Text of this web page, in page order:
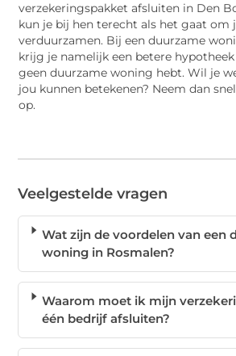
verzekeringspakket afsluiten in Den
kun je bij hen terecht als het gaat om
verduurzamen. Bij een duurzame
krijg je namelijk een betere
geen duurzame woning hebt. Wil je
jou kunnen betekenen? Neem dan
op.
Veelgestelde vragen
Wat zijn de voordelen van een
woning in Rosmalen?
Waarom moet ik mijn
één bedrijf afsluiten?